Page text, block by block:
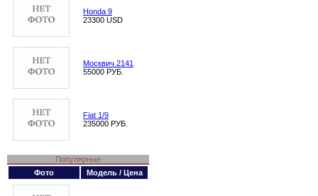
Honda 9
23300 USD
Москвич 2141
55000 РУБ.
Fiat 1/9
235000 РУБ.
Популярные
Фото
Модель / Цена